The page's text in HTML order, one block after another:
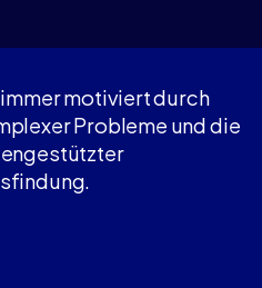
motiviert durch
Probleme und die